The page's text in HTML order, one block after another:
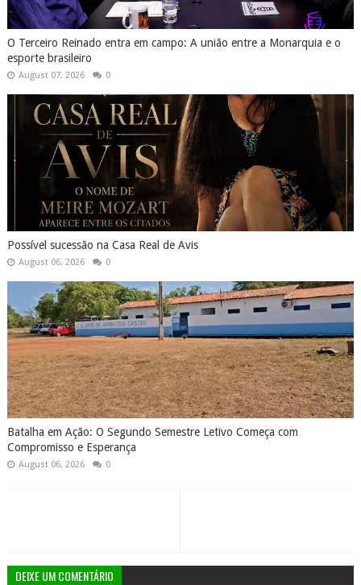
O Terceiro Reinado entra em campo: A união entre a Monarquia e o
esporte brasileiro
August 07, 2026 0
Possível sucessão na Casa Real de Avis
August 06, 2026 0
Batalha em Ação: O Segundo Semestre Letivo Começa com
Compromisso e Esperança
August 06, 2026 0
DEIXE UM COMENTÁRIO